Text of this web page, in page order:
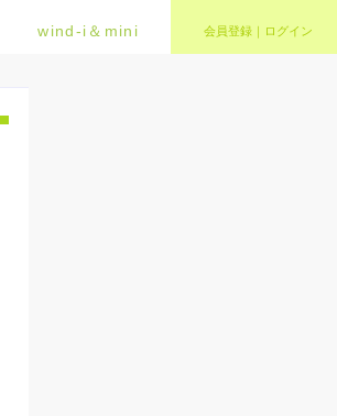
wind-i＆mini 会員登録｜ログイン